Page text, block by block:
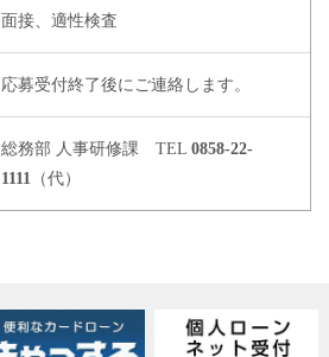
面接、適性検査
応募受付終了後にご連絡します。
総務部 人事研修課 TEL 0858-22-
1111 （代）